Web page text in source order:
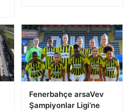
Fenerbahçe arsaVev
Şampiyonlar Ligi’ne